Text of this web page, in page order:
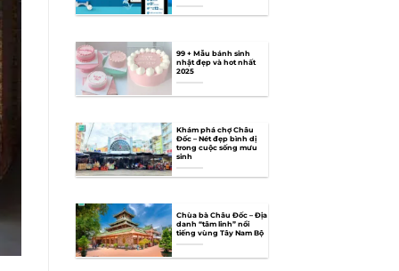
99 + Mẫu bánh sinh
nhật đẹp và hot nhất
2025
Khám phá chợ Châu
Đốc – Nét đẹp bình dị
trong cuộc sống mưu
sinh
Chùa bà Châu Đốc – Địa
danh “tâm linh” nổi
tiếng vùng Tây Nam Bộ